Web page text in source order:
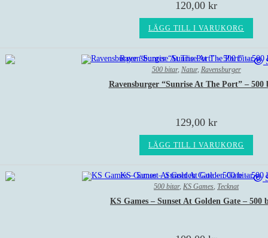
120,00 kr
LÄGG TILL I VARUKORG
500 bitar, Natur, Ravensburger
Ravensburger “Sunrise At The Port” – 500
129,00 kr
LÄGG TILL I VARUKORG
500 bitar, KS Games, Tecknat
KS Games – Sunset At Golden Gate – 500